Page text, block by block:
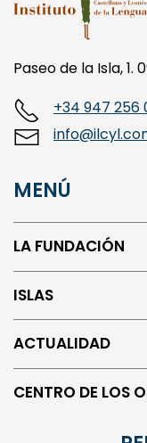
Paseo de la Isla, 1.
LA FUNDACIÓN
ISLAS
ACTUALIDAD
CENTRO DE LOS